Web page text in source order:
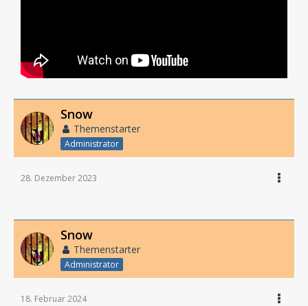
Snow
Themenstarter
Administrator
28. Dezember 2023
Snow
Themenstarter
Administrator
18. Februar 2024